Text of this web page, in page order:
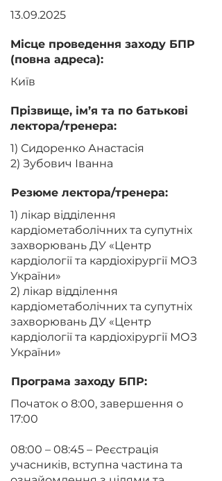
13.09.2025
Місце проведення заходу БПР
(повна адреса):
Київ
Прізвище, ім’я та по батькові
лектора/тренера:
1) Сидоренко Анастасія
2) Зубович Іванна
Резюме лектора/тренера:
1) лікар відділення
кардіометаболічних та супутніх
захворювань ДУ «Центр
кардіології та кардіохірургії МОЗ
України»
2) лікар відділення
кардіометаболічних та супутніх
захворювань ДУ «Центр
кардіології та кардіохірургії МОЗ
України»
Програма заходу БПР:
Початок о 8:00, завершення о
17:00
08:00 – 08:45 – Реєстрація
учасників, вступна частина та